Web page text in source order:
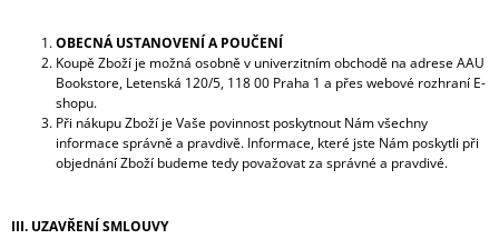
OBECNÁ USTANOVENÍ A POUČENÍ
Koupě Zboží je možná osobně v univerzitním obchodě na adrese AAU
Bookstore, Letenská 120/5, 118 00 Praha 1 a přes webové rozhraní E-
shopu.
Při nákupu Zboží je Vaše povinnost poskytnout Nám všechny
informace správně a pravdivě. Informace, které jste Nám poskytli při
objednání Zboží budeme tedy považovat za správné a pravdivé.
III. UZAVŘENÍ SMLOUVY